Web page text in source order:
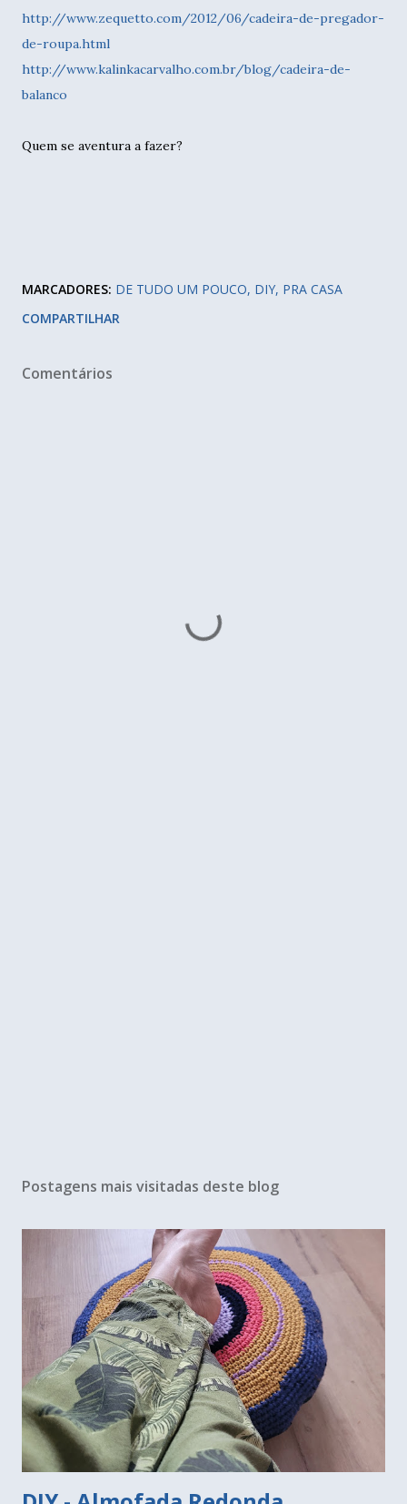
http://www.zequetto.com/2012/06/cadeira-de-pregador-
de-roupa.html
http://www.kalinkacarvalho.com.br/blog/cadeira-de-
balanco
Quem se aventura a fazer?
MARCADORES: DE TUDO UM POUCO DIY PRA CASA
COMPARTILHAR
Comentários
Postagens mais visitadas deste blog